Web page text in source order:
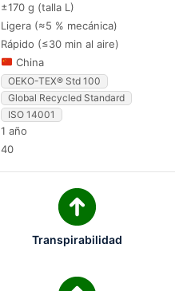
±170 g (talla L)
Ligera (≈5 % mecánica)
Rápido (≤30 min al aire)
China
OEKO-TEX® Std 100
Global Recycled Standard
ISO 14001
1 año
40
Transpirabilidad